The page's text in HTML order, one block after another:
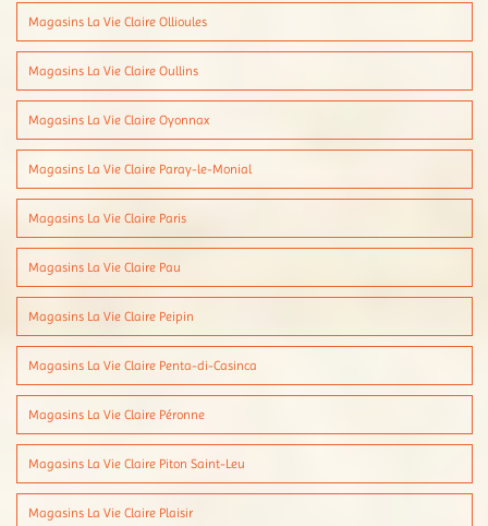
Magasins La Vie Claire Ollioules
Magasins La Vie Claire Oullins
Magasins La Vie Claire Oyonnax
Magasins La Vie Claire Paray-le-Monial
Magasins La Vie Claire Paris
Magasins La Vie Claire Pau
Magasins La Vie Claire Peipin
Magasins La Vie Claire Penta-di-Casinca
Magasins La Vie Claire Péronne
Magasins La Vie Claire Piton Saint-Leu
Magasins La Vie Claire Plaisir